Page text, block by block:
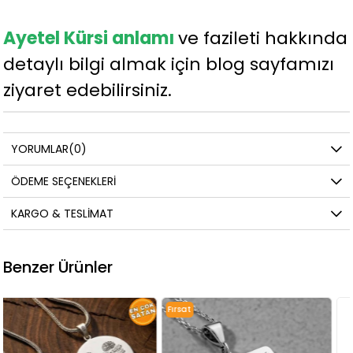
Ayetel Kürsi anlamıve fazileti hakkında
detaylı bilgi almak için blog sayfamızı
ziyaret edebilirsiniz.
YORUMLAR(0)
ÖDEME SEÇENEKLERI
KARGO & TESLIMAT
Benzer Ürünler
Fırsat
Ürünü